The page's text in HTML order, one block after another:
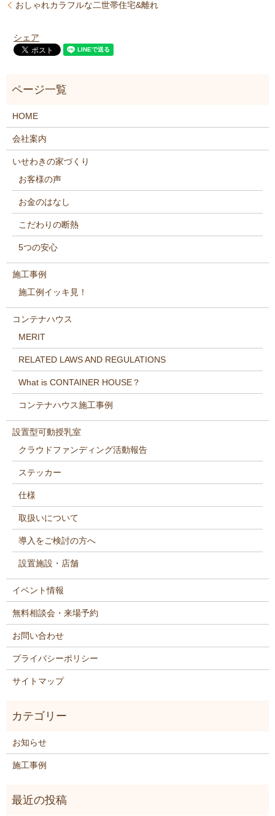
おしゃれカラフルな二世帯住宅&離れ
シェア
HOME
会社案内
いせわきの家づくり
お客様の声
お金のはなし
こだわりの断熱
5つの安心
施工事例
施工例イッキ見！
コンテナハウス
MERIT
RELATED LAWS AND REGULATIONS
What is CONTAINER HOUSE？
コンテナハウス施工事例
設置型可動授乳室
クラウドファンディング活動報告
ステッカー
仕様
取扱いについて
導入をご検討の方へ
設置施設・店舗
イベント情報
無料相談会・来場予約
お問い合わせ
プライバシーポリシー
サイトマップ
お知らせ
施工事例